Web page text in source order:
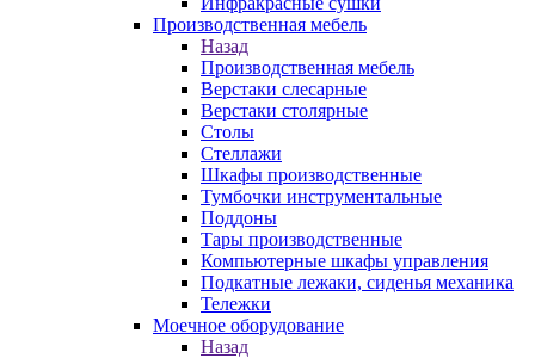
Производственная мебель
Назад
Производственная мебель
Верстаки слесарные
Верстаки столярные
Столы
Стеллажи
Шкафы производственные
Тумбочки инструментальные
Поддоны
Тары производственные
Компьютерные шкафы управления
Подкатные лежаки, сиденья механика
Тележки
Моечное оборудование
Назад